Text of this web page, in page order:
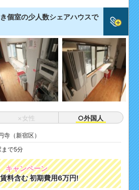
個室の少人数シェアハウスで
×女性 ○外国人
（新宿区）
まで5分
キャンペーン
料含む 初期費用6万円!